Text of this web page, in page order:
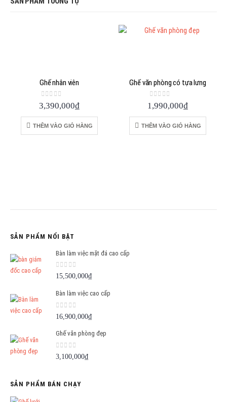
Ghế nhân viên
0 out of 5
3,390,000₫
THÊM VÀO GIỎ HÀNG
Ghế văn phòng có tựa lưng
0 out of 5
1,990,000₫
THÊM VÀO GIỎ HÀNG
SẢN PHẨM NỔI BẬT
Bàn làm việc mặt đá cao cấp
0 out of 5
15,500,000₫
Bàn làm việc cao cấp
0out of 5
16,900,000₫
Ghế văn phòng đẹp
0 out of 5
3,100,000₫
SẢN PHẨM BÁN CHẠY